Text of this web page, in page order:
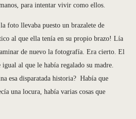
para intentar vivir como ellos.
foto llevaba puesto un brazalete de
al que ella tenía en su propio brazo! Lía
de nuevo la fotografía. Era cierto. El
al que le había regalado su madre.
esa disparatada historia? Había que
una locura, había varias cosas que